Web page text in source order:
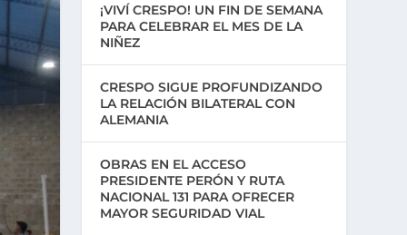
¡VIVÍ CRESPO! UN FIN DE SEMANA
PARA CELEBRAR EL MES DE LA
NIÑEZ
CRESPO SIGUE PROFUNDIZANDO
LA RELACIÓN BILATERAL CON
ALEMANIA
OBRAS EN EL ACCESO
PRESIDENTE PERÓN Y RUTA
NACIONAL 131 PARA OFRECER
MAYOR SEGURIDAD VIAL